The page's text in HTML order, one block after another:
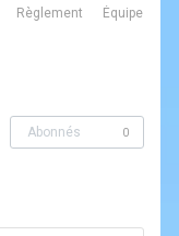
Règlement Équipe
Abonnés 0